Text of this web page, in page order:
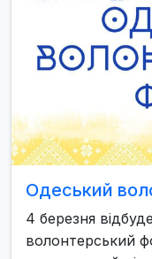
Одеський
4 березня
волонтерський